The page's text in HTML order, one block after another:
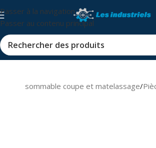
Passer à la navigation
Passer au contenu principal
et consommable coupe et matelassage/